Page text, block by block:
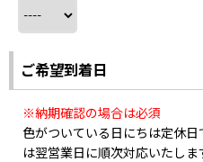
ご希望到着日
※納期確認の場合は必須
色がついている日にちは定休
は翌営業日に順次対応いたしま